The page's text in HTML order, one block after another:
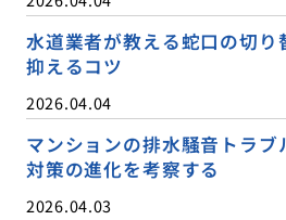
水道業者が教える蛇口の切り
抑えるコツ
2026.04.04
マンションの排水騒音トラ
対策の進化を考察する
2026.04.03